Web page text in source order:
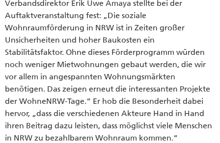
Verbandsdirektor Erik Uwe Amaya stellte bei der
Auftaktveranstaltung fest: „Die soziale
Wohnraumförderung in NRW ist in Zeiten großer
Unsicherheiten und hoher Baukosten ein
Stabilitätsfaktor. Ohne dieses Förderprogramm würden
noch weniger Mietwohnungen gebaut werden, die wir
vor allem in angespannten Wohnungsmärkten
benötigen. Das zeigen erneut die interessanten Projekte
der WohneNRW-Tage.“ Er hob die Besonderheit dabei
hervor, „dass die verschiedenen Akteure Hand in Hand
ihren Beitrag dazu leisten, dass möglichst viele Menschen
in NRW zu bezahlbarem Wohnraum kommen.“